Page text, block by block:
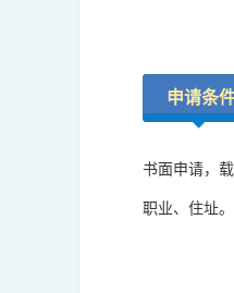
申请条
书面申请，
职业、住址。